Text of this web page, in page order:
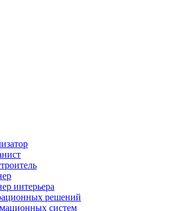
интерьера
решений
систем